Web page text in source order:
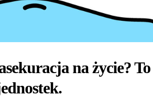
na życie?